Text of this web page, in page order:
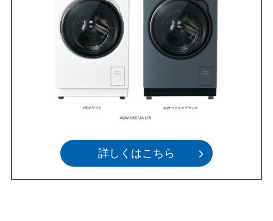
詳しくはこちら